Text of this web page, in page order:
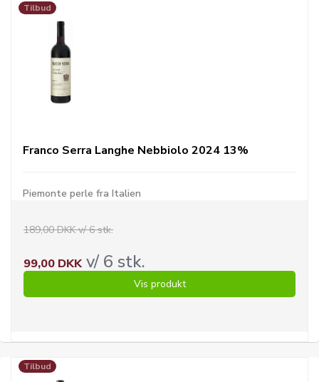
Tilbud
Franco Serra Langhe Nebbiolo 2024 13%
Piemonte perle fra Italien
189,00 DKK v/ 6 stk.
99,00 DKKv/ 6 stk.
Vis produkt
Tilbud